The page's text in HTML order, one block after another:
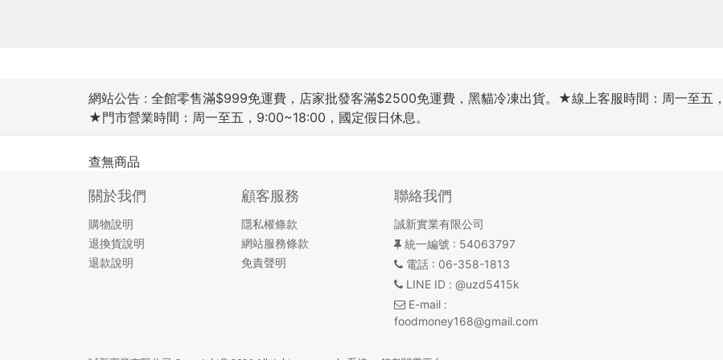
網站公告 : 全館零售滿$999免運費，店家批發客滿$2500免運費，黑貓冷凍出貨。★線上客服時間：周一至五
★門市營業時間：周一至五，9:00~18:00，國定假日休息。
查無商品
關於我們
購物說明
退換貨說明
退款說明
顧客服務
隱私權條款
網站服務條款
免責聲明
聯絡我們
誠新實業有限公司
統一編號 : 54063797
電話: 06-358-1813
LINE ID : @uzd5415k
E-mail:
foodmoney168@gmail.com